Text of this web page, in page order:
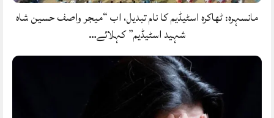
مانسہرہ: ٹھاکرہ اسٹیڈیم کا نام تبدیل، اب “میجر واصف حسین شاہ
شہید اسٹیڈیم” کہلائے…